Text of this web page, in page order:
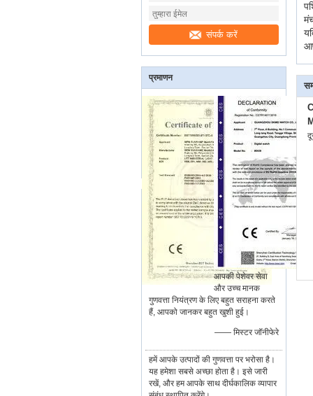
संपर्क करें
प्रमाणन
आपकी पेशेवर सेवा
और उच्च मानक
गुणवत्ता नियंत्रण के लिए बहुत सराहना करते
हैं, आपको जानकर बहुत खुशी हुई।
—— मिस्टर जॉनीफेरे
हमें आपके उत्पादों की गुणवत्ता पर भरोसा है।
यह हमेशा सबसे अच्छा होता है। इसे जारी
रखें, और हम आपके साथ दीर्घकालिक व्यापार